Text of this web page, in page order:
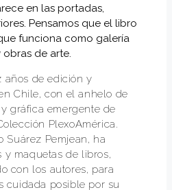
en las portadas,
Pensamos que el libro
funciona como galería
de arte.
años de edición y
Chile, con el anhelo de
gráfica emergente de
PlexoAmérica.
Suárez Pemjean, ha
maquetas de libros,
con los autores, para
cuidada posible por su